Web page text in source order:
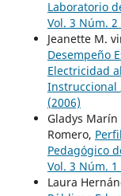
Laboratorio
Vol. 3 Núm. 2
Jeanette M.
Desempeño
Electricidad
Instruccional
(2006)
Gladys
Romero,
Pedagógico
Vol. 3 Núm. 1
Laura